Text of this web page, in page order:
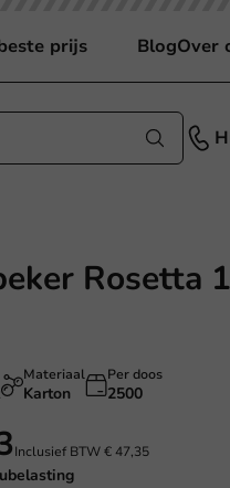
prijs BlogOver
Rosetta
Materiaal
Karton
Per doos
2500
Inclusief BTW€ 47,35